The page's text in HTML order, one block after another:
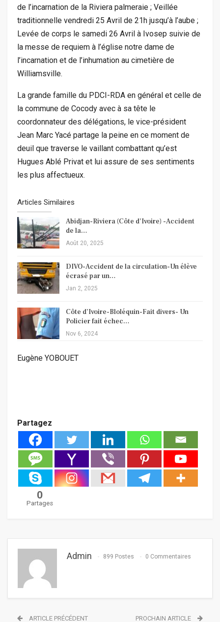
de l’incarnation de la Riviera palmeraie ; Veillée
traditionnelle vendredi 25 Avril de 21h jusqu’à l’aube ;
Levée de corps le samedi 26 Avril à Ivosep suivie de
la messe de requiem à l’église notre dame de
l’incarnation et de l’inhumation au cimetière de
Williamsville.
La grande famille du PDCI-RDA en général et celle de
la commune de Cocody avec à sa tête le
coordonnateur des délégations, le vice-président
Jean Marc Yacé partage la peine en ce moment de
deuil que traverse le vaillant combattant qu’est
Hugues Ablé Privat et lui assure de ses sentiments
les plus affectueux.
Articles Similaires
Abidjan-Riviera (Côte d’Ivoire) -Accident
de la…
Août 20, 2025
DIVO-Accident de la circulation-Un élève
écrasé par un…
Jan 2, 2025
Côte d’Ivoire-Bloléquin-Fait divers- Un
Policier fait échec…
Nov 6, 2024
Eugène YOBOUET
Partagez
0
Partages
Admin 899 Postes 0 Commentaires
ARTICLE PRÉCÉDENT PROCHAIN ARTICLE